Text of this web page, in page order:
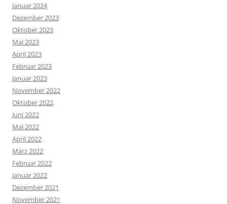
Januar 2024
Dezember 2023
Oktober 2023
Mai 2023
April 2023
Februar 2023
Januar 2023
November 2022
Oktober 2022
Juni 2022
Mai 2022
April 2022
März 2022
Februar 2022
Januar 2022
Dezember 2021
November 2021